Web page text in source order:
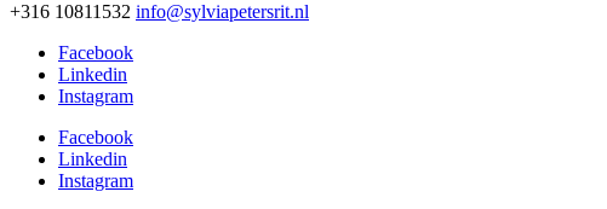
+316 10811532 info@sylviapetersrit.nl
Facebook
Linkedin
Instagram
Facebook
Linkedin
Instagram